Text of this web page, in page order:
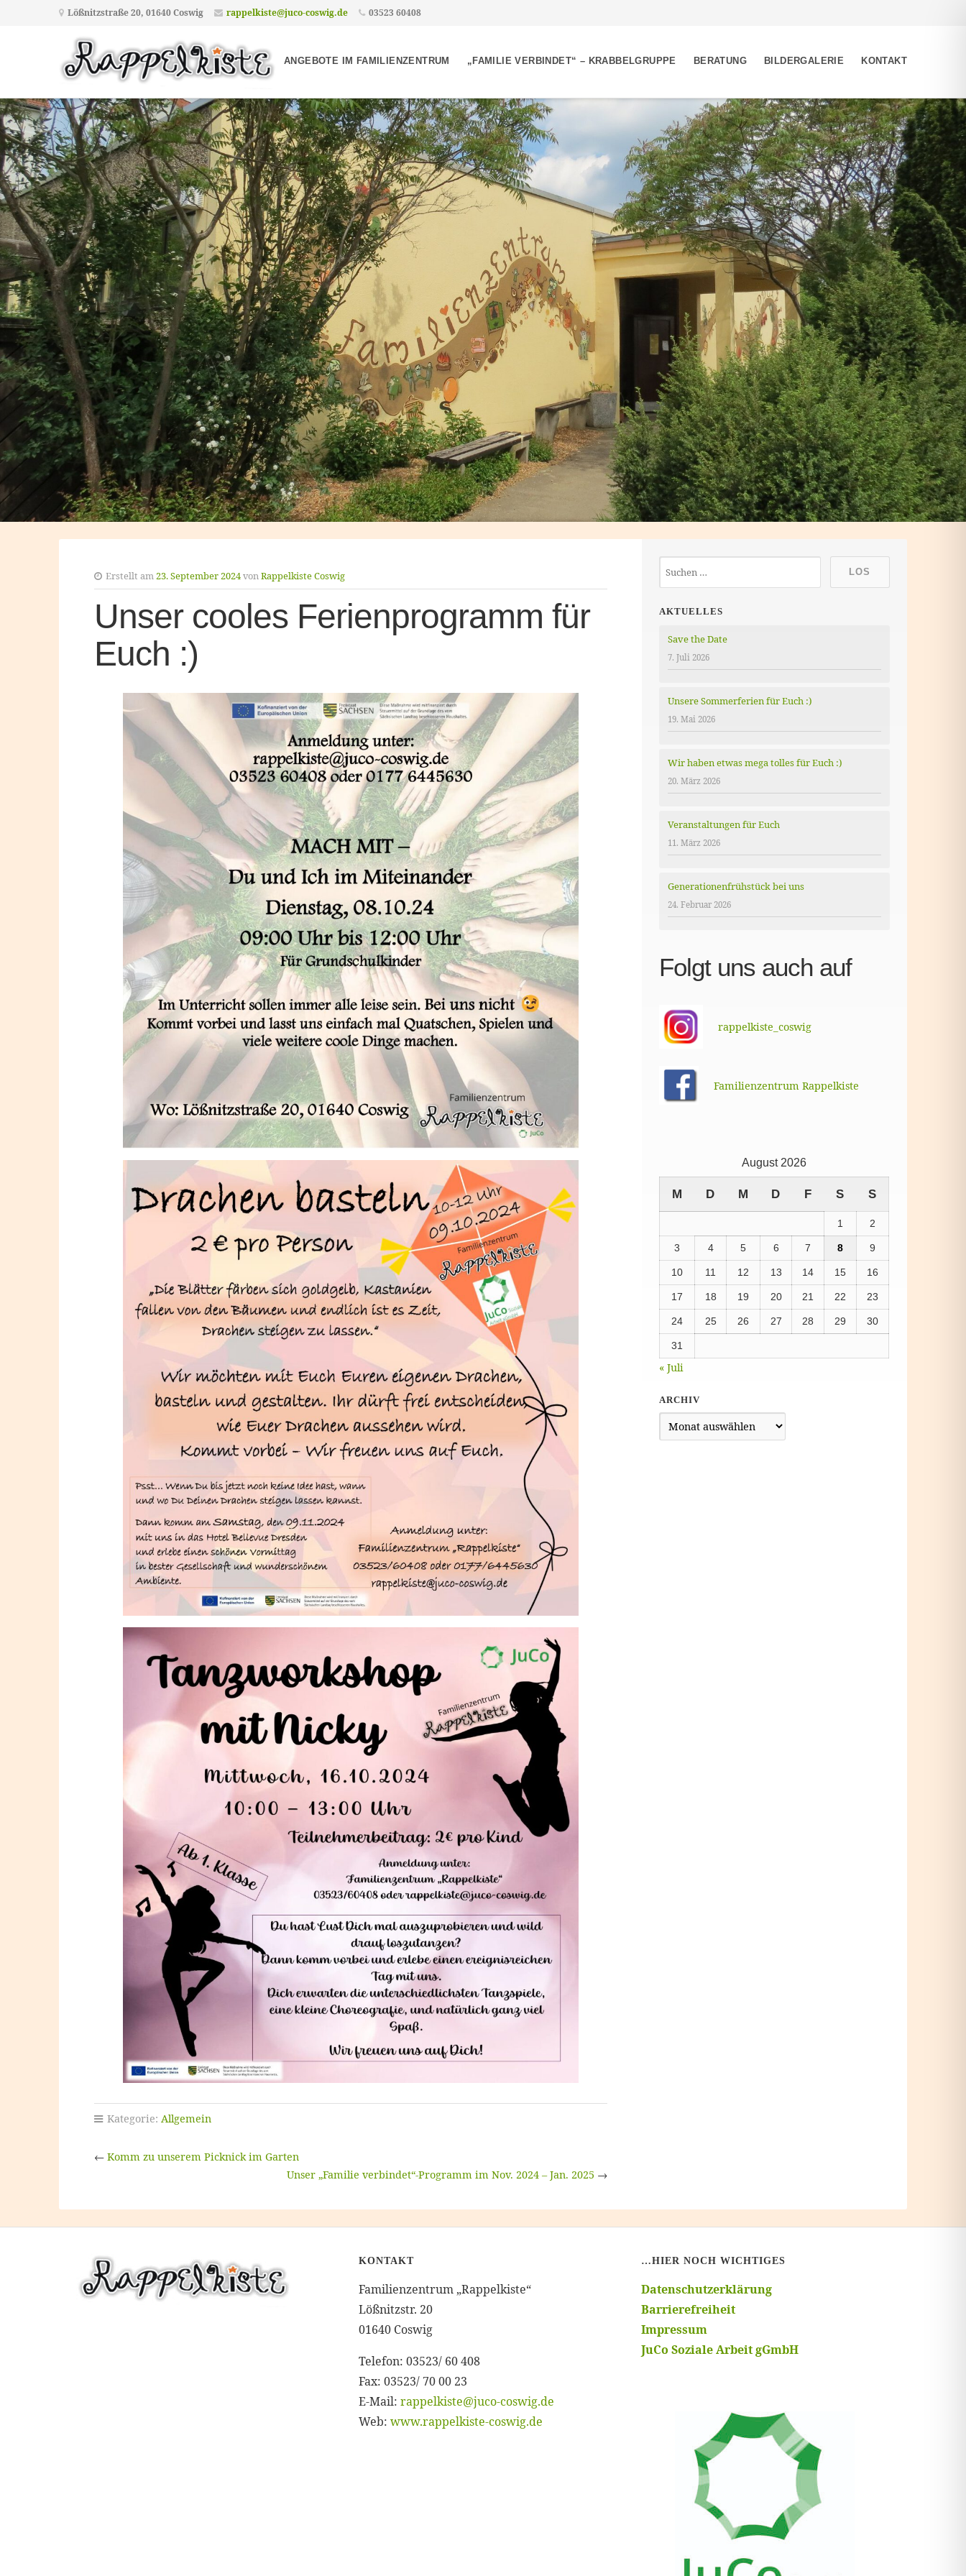
Lößnitzstraße 20, 01640 Coswig rappelkiste@juco-coswig.de 03523 60408
ANGEBOTE IM FAMILIENZENTRUM „FAMILIE VERBINDET“ – KRABBELGRUPPE BERATUNG BILDERGALERIE KONTAKT
Erstellt am23. September 2024vonRappelkiste Coswig
Unser cooles Ferienprogramm für
Euch :)
Kategorie: Allgemein
← Komm zu unserem Picknick im Garten
Unser „Familie verbindet“-Programm im Nov. 2024 – Jan. 2025 →
AKTUELLES
Save the Date
7. Juli 2026
Unsere Sommerferien für Euch :)
19. Mai 2026
Wir haben etwas mega tolles für Euch :)
20. März 2026
Veranstaltungen für Euch
11. März 2026
Generationenfrühstück bei uns
24. Februar 2026
Folgt uns auch auf
rappelkiste_coswig
Familienzentrum Rappelkiste
August 2026
M D M D F S S
1 2
3 4 5 6 7 8 9
10 11 12 13 14 15 16
17 18 19 20 21 22 23
24 25 26 27 28 29 30
31
« Juli
ARCHIV
Archiv
KONTAKT
Familienzentrum „Rappelkiste“
Lößnitzstr. 20
01640 Coswig
Telefon: 03523/ 60 408
Fax: 03523/ 70 00 23
E-Mail: rappelkiste@juco-coswig.de
Web: www.rappelkiste-coswig.de
…HIER NOCH WICHTIGES
Datenschutzerklärung
Barrierefreiheit
Impressum
JuCo Soziale Arbeit gGmbH